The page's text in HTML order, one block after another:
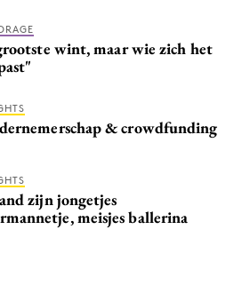
wint, maar wie zich het
& crowdfunding
zijn jongetjes
meisjes ballerina